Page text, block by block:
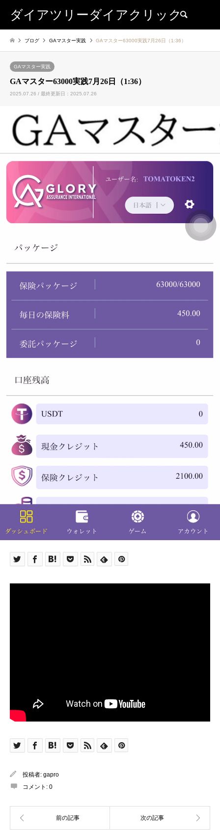
ダイアツリーダイアクリック
ブログ GAマスター実践 GAマスター63000実践7月26日（1:36）
GAマスター実践
GAマスター63000実践7月26日（1:36）
2025.07.26 / 最終更新日：2025.07.26
投稿者: gapro
コメント: 0